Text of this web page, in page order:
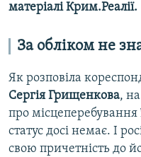
матеріалі Крим.Реалії.
За обліком не
Як розповіла
Сергія Грищенкова,
про місцеперебування
статус досі немає. І
свою причетність до